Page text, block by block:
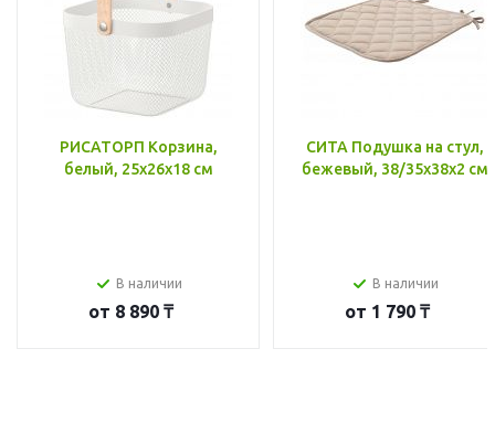
РИСАТОРП Корзина,
белый, 25x26x18 см
В наличии
от 8 890 ₸
СИТА Подушка на стул,
бежевый, 38/35x38x2 см
В наличии
от 1 790 ₸